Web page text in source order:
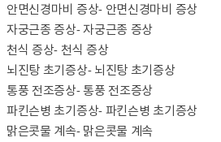
안면신경마비 증상- 안면신경마비 증상
자궁근종 증상- 자궁근종 증상
천식 증상- 천식 증상
뇌진탕 초기증상- 뇌진탕 초기증상
통풍 전조증상- 통풍 전조증상
파킨슨병 초기증상- 파킨슨병 초기증상
맑은콧물 계속- 맑은콧물 계속